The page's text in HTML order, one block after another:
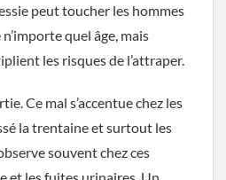
peut toucher les hommes
quel âge, mais
les risques de l’attraper.
Ce mal s’accentue chez les
la trentaine et surtout les
souvent chez ces
et les fuites urinaires. Un